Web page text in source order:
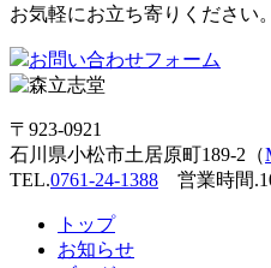
お気軽にお立ち寄りください。
お問い合わせフォーム
〒923-0921
石川県小松市土居原町189-2（
TEL.0761-24-1388 営業時間
トップ
お知らせ